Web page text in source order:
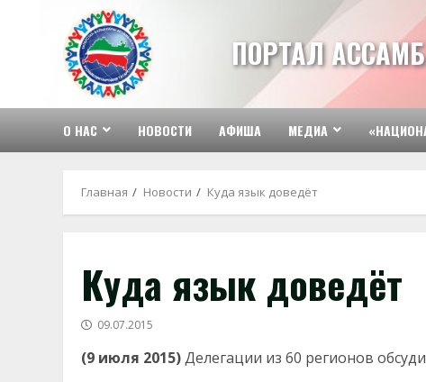
содержимому
ПОРТАЛ
О НАС НОВОСТИ АФИША МЕДИА
Главная Новости Куда язык доведёт
Куда язык доведёт
09.07.2015
(9 июля 2015)Делегации из 60 регионов